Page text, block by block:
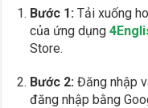
Bước 1: Tải xuống
của ứng dụng
Store.
Bước 2: Đăng nhập
đăng nhập bằng